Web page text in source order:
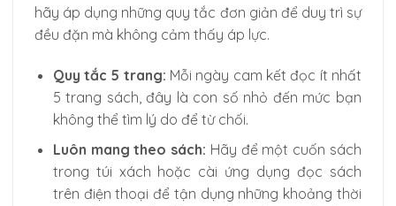
hãy áp dụng những quy tắc đơn giản để duy trì sự
đều đặn mà không cảm thấy áp lực.
Quy tắc 5 trang: Mỗi ngày cam kết đọc ít nhất
5 trang sách, đây là con số nhỏ đến mức bạn
không thể tìm lý do để từ chối.
Luôn mang theo sách: Hãy để một cuốn sách
trong túi xách hoặc cài ứng dụng đọc sách
trên điện thoại để tận dụng những khoảng thời